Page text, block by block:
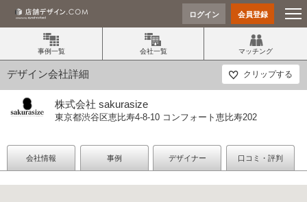
ログイン 会員登録
事例一覧 会社一覧 マッチング
デザイン会社詳細 クリップする
株式会社 sakurasize
東京都渋谷区恵比寿4-8-10 コンフォート恵比寿202
会社情報 事例 デザイナー 口コミ・評判